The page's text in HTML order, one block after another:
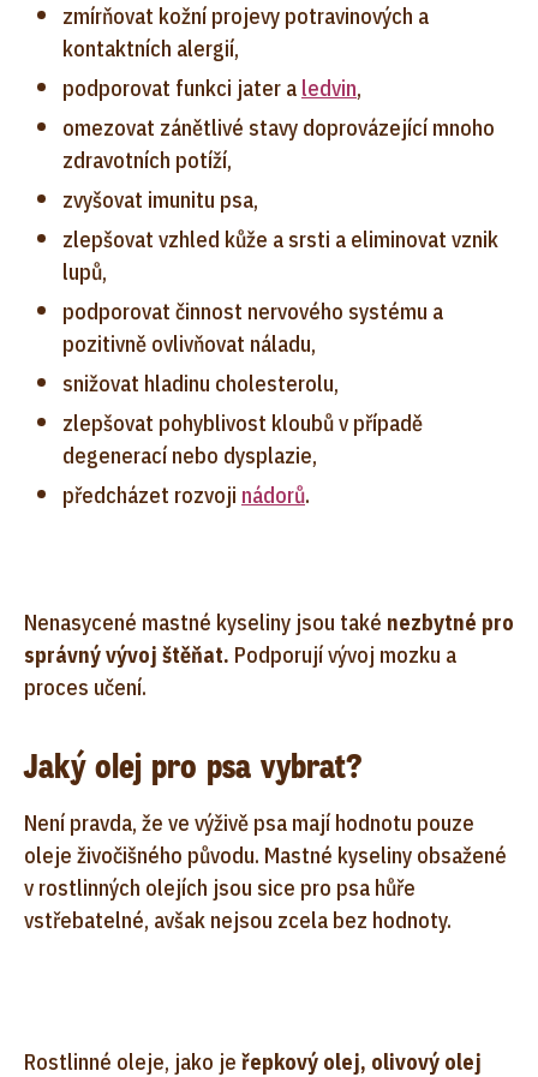
zmírňovat kožní projevy potravinových a
kontaktních alergií,
podporovat funkci jater a ledvin,
omezovat zánětlivé stavy doprovázející mnoho
zdravotních potíží,
zvyšovat imunitu psa,
zlepšovat vzhled kůže a srsti a eliminovat vznik
lupů,
podporovat činnost nervového systému a
pozitivně ovlivňovat náladu,
snižovat hladinu cholesterolu,
zlepšovat pohyblivost kloubů v případě
degenerací nebo dysplazie,
předcházet rozvoji nádorů.
Nenasycené mastné kyseliny jsou také nezbytné pro
správný vývoj štěňat. Podporují vývoj mozku a
proces učení.
Jaký olej pro psa vybrat?
Není pravda, že ve výživě psa mají hodnotu pouze
oleje živočišného původu. Mastné kyseliny obsažené
v rostlinných olejích jsou sice pro psa hůře
vstřebatelné, avšak nejsou zcela bez hodnoty.
Rostlinné oleje, jako je řepkový olej, olivový olej